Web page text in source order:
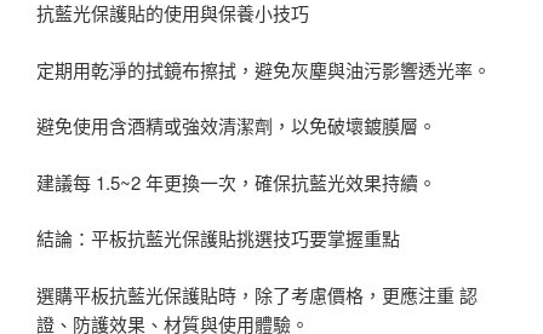
抗藍光保護貼的使用與保養小技巧
定期用乾淨的拭鏡布擦拭，避免灰塵與油污影響透光率。
避免使用含酒精或強效清潔劑，以免破壞鍍膜層。
建議每 1.5~2 年更換一次，確保抗藍光效果持續。
結論：平板抗藍光保護貼挑選技巧要掌握重點
選購平板抗藍光保護貼時，除了考慮價格，更應注重 認
證、防護效果、材質與使用體驗。